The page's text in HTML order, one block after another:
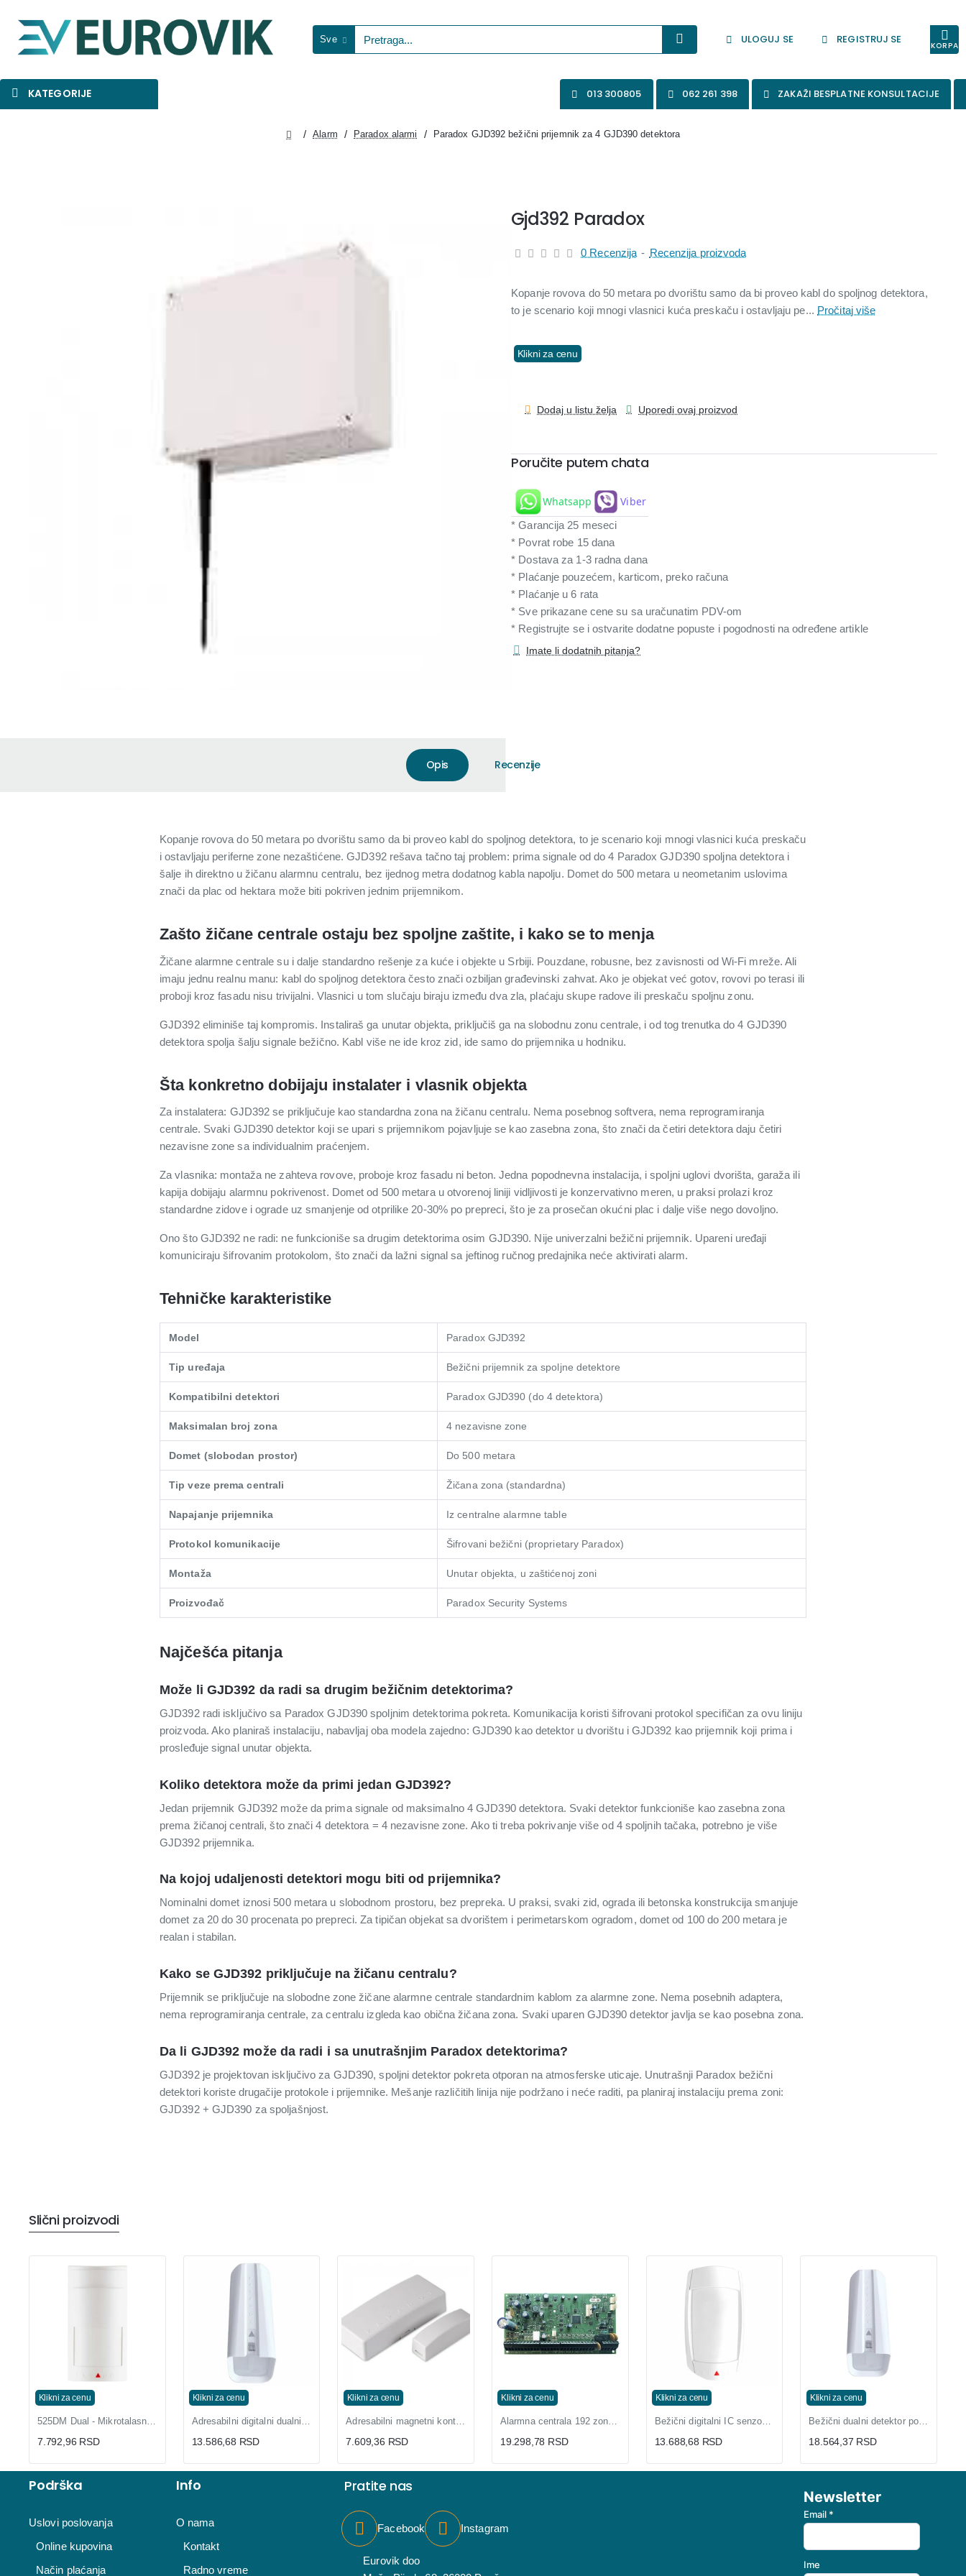
Sve
Pretraga... ULOGUJ SE REGISTRUJ SE KORPA
KATEGORIJE SVE ZA VIDEO NADZOR
013 300805 062 261 398 ZAKAŽI BESPLATNE KONSULTACIJE
Alarm Paradox alarmi Paradox GJD392 bežični prijemnik za 4 GJD390 detektora
Gjd392 Paradox
Kopanje rovova do 50 metara po dvorištu samo da bi proveo kabl do spoljnog detektora,
to je scenario koji mnogi vlasnici kuća preskaču i ostavljaju pe... Pročitaj više
Klikni za cenu
0 Recenzija - Recenzija proizvoda
Dodaj u listu želja Uporedi ovaj proizvod
Poručite putem chata
Whatsapp Viber
* Garancija 25 meseci
* Povrat robe 15 dana
* Dostava za 1-3 radna dana
* Plaćanje pouzećem, karticom, preko računa
* Plaćanje u 6 rata
* Sve prikazane cene su sa uračunatim PDV-om
* Registrujte se i ostvarite dodatne popuste i pogodnosti na određene artikle
Imate li dodatnih pitanja?
Opis Recenzije
Kopanje rovova do 50 metara po dvorištu samo da bi proveo kabl do spoljnog detektora, to je scenario koji mnogi vlasnici kuća preskaču
i ostavljaju periferne zone nezaštićene. GJD392 rešava tačno taj problem: prima signale od do 4 Paradox GJD390 spoljna detektora i
šalje ih direktno u žičanu alarmnu centralu, bez ijednog metra dodatnog kabla napolju. Domet do 500 metara u neometanim uslovima
znači da plac od hektara može biti pokriven jednim prijemnikom.
Zašto žičane centrale ostaju bez spoljne zaštite, i kako se to menja
Žičane alarmne centrale su i dalje standardno rešenje za kuće i objekte u Srbiji. Pouzdane, robusne, bez zavisnosti od Wi-Fi mreže. Ali
imaju jednu realnu manu: kabl do spoljnog detektora često znači ozbiljan građevinski zahvat. Ako je objekat već gotov, rovovi po terasi ili
proboji kroz fasadu nisu trivijalni. Vlasnici u tom slučaju biraju između dva zla, plaćaju skupe radove ili preskaču spoljnu zonu.
GJD392 eliminiše taj kompromis. Instaliraš ga unutar objekta, priključiš ga na slobodnu zonu centrale, i od tog trenutka do 4 GJD390
detektora spolja šalju signale bežično. Kabl više ne ide kroz zid, ide samo do prijemnika u hodniku.
Šta konkretno dobijaju instalater i vlasnik objekta
Za instalatera: GJD392 se priključuje kao standardna zona na žičanu centralu. Nema posebnog softvera, nema reprogramiranja
centrale. Svaki GJD390 detektor koji se upari s prijemnikom pojavljuje se kao zasebna zona, što znači da četiri detektora daju četiri
nezavisne zone sa individualnim praćenjem.
Za vlasnika: montaža ne zahteva rovove, proboje kroz fasadu ni beton. Jedna popodnevna instalacija, i spoljni uglovi dvorišta, garaža ili
kapija dobijaju alarmnu pokrivenost. Domet od 500 metara u otvorenoj liniji vidljivosti je konzervativno meren, u praksi prolazi kroz
standardne zidove i ograde uz smanjenje od otprilike 20-30% po prepreci, što je za prosečan okućni plac i dalje više nego dovoljno.
Ono što GJD392 ne radi: ne funkcioniše sa drugim detektorima osim GJD390. Nije univerzalni bežični prijemnik. Upareni uređaji
komuniciraju šifrovanim protokolom, što znači da lažni signal sa jeftinog ručnog predajnika neće aktivirati alarm.
Tehničke karakteristike
Model Paradox GJD392
Tip uređaja Bežični prijemnik za spoljne detektore
Kompatibilni detektori Paradox GJD390 (do 4 detektora)
Maksimalan broj zona 4 nezavisne zone
Domet (slobodan prostor) Do 500 metara
Tip veze prema centrali Žičana zona (standardna)
Napajanje prijemnika Iz centralne alarmne table
Protokol komunikacije Šifrovani bežični (proprietary Paradox)
Montaža Unutar objekta, u zaštićenoj zoni
Proizvođač Paradox Security Systems
Najčešća pitanja
Može li GJD392 da radi sa drugim bežičnim detektorima?
GJD392 radi isključivo sa Paradox GJD390 spoljnim detektorima pokreta. Komunikacija koristi šifrovani protokol specifičan za ovu liniju
proizvoda. Ako planiraš instalaciju, nabavljaj oba modela zajedno: GJD390 kao detektor u dvorištu i GJD392 kao prijemnik koji prima i
prosleđuje signal unutar objekta.
Koliko detektora može da primi jedan GJD392?
Jedan prijemnik GJD392 može da prima signale od maksimalno 4 GJD390 detektora. Svaki detektor funkcioniše kao zasebna zona
prema žičanoj centrali, što znači 4 detektora = 4 nezavisne zone. Ako ti treba pokrivanje više od 4 spoljnih tačaka, potrebno je više
GJD392 prijemnika.
Na kojoj udaljenosti detektori mogu biti od prijemnika?
Nominalni domet iznosi 500 metara u slobodnom prostoru, bez prepreka. U praksi, svaki zid, ograda ili betonska konstrukcija smanjuje
domet za 20 do 30 procenata po prepreci. Za tipičan objekat sa dvorištem i perimetarskom ogradom, domet od 100 do 200 metara je
realan i stabilan.
Kako se GJD392 priključuje na žičanu centralu?
Prijemnik se priključuje na slobodne zone žičane alarmne centrale standardnim kablom za alarmne zone. Nema posebnih adaptera,
nema reprogramiranja centrale, za centralu izgleda kao obična žičana zona. Svaki uparen GJD390 detektor javlja se kao posebna zona.
Da li GJD392 može da radi i sa unutrašnjim Paradox detektorima?
GJD392 je projektovan isključivo za GJD390, spoljni detektor pokreta otporan na atmosferske uticaje. Unutrašnji Paradox bežični
detektori koriste drugačije protokole i prijemnike. Mešanje različitih linija nije podržano i neće raditi, pa planiraj instalaciju prema zoni:
GJD392 + GJD390 za spoljašnjost.
Slični proizvodi
Klikni za cenu
525DM Dual - Mikrotalasni i IC senzor sa 3 LED diode
7.792,96 RSD
Klikni za cenu
Adresabilni digitalni dualni detektor pokreta NV37MX
13.586,68 RSD
Klikni za cenu
Adresabilni magnetni kontakt ZC1 Paradox
7.609,36 RSD
Klikni za cenu
Alarmna centrala 192 zone EVOHD+/PCB Paradox
19.298,78 RSD
Klikni za cenu
Bežični digitalni IC senzor PMD75N Paradox
13.688,68 RSD
Klikni za cenu
Bežični dualni detektor pokreta NV37MR 868 Paradox
18.564,37 RSD
Podrška
Uslovi poslovanja
Online kupovina
Način plaćanja
Info
O nama
Kontakt
Radno vreme
Pratite nas
Facebook Instagram
Eurovik doo